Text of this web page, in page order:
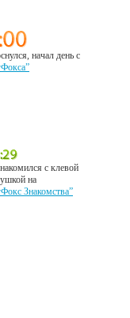
начал день с
с клевой
на
Знакомства”